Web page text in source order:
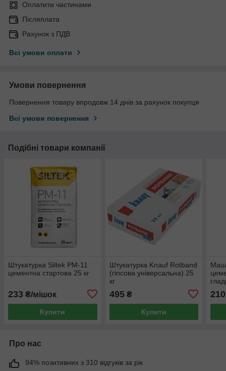
Оплатити частинами
Післяплата
Рахунок з ПДВ
Всі умови оплати
Умови повернення
Повернення товару впродовж 14 днів за рахунок покупця
Всі умови повернення
Подібні товари компанії
Штукатурка Siltek РM-11
цементна стартова 25 кг
233 ₴/мішок
Купити
Штукатурка Knauf Rotband
(гіпсова універсальна) 25
кг
495₴
Купити
Про нас
94% позитивних з 310 відгуків за рік